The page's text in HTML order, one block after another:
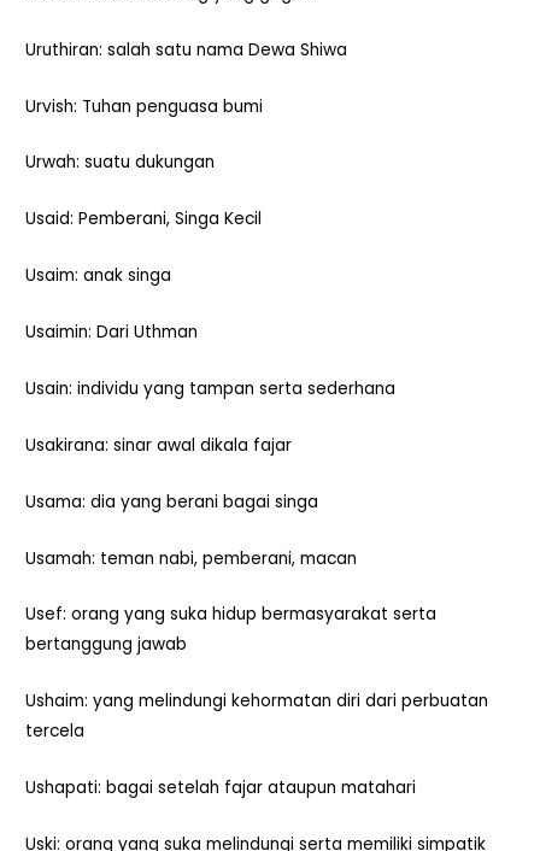
Uruthiran: salah satu nama Dewa Shiwa
Urvish: Tuhan penguasa bumi
Urwah: suatu dukungan
Usaid: Pemberani, Singa Kecil
Usaim: anak singa
Usaimin: Dari Uthman
Usain: individu yang tampan serta sederhana
Usakirana: sinar awal dikala fajar
Usama: dia yang berani bagai singa
Usamah: teman nabi, pemberani, macan
Usef: orang yang suka hidup bermasyarakat serta
bertanggung jawab
Ushaim: yang melindungi kehormatan diri dari perbuatan
tercela
Ushapati: bagai setelah fajar ataupun matahari
Uski: orang yang suka melindungi serta memiliki simpatik